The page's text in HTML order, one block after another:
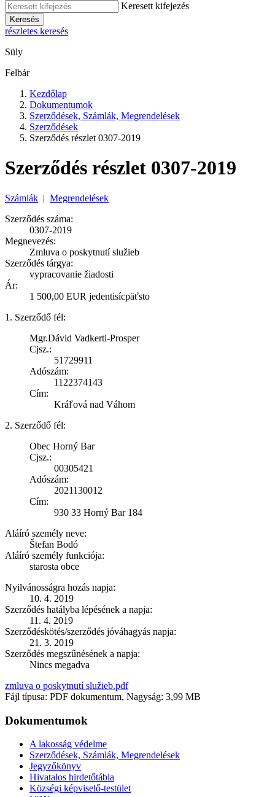
Keresett kifejezés
Keresés
részletes keresés
Süly
Felbár
Kezdőlap
Dokumentumok
Szerződések, Számlák, Megrendelések
Szerződések
Szerződés részlet 0307-2019
Szerződés részlet 0307-2019
Számlák | Megrendelések
Szerződés száma:
0307-2019
Megnevezés:
Zmluva o poskytnutí služieb
Szerződés tárgya:
vypracovanie žiadosti
Ár:
1 500,00 EUR jedentisícpäťsto
1. Szerződő fél:
Mgr.Dávid Vadkerti-Prosper
Cjsz.:
51729911
Adószám:
1122374143
Cím:
Kráľová nad Váhom
2. Szerződő fél:
Obec Horný Bar
Cjsz.:
00305421
Adószám:
2021130012
Cím:
930 33 Horný Bar 184
Aláíró személy neve:
Štefan Bodó
Aláíró személy funkciója:
starosta obce
Nyilvánosságra hozás napja:
10. 4. 2019
Szerződés hatályba lépésének a napja:
11. 4. 2019
Szerződéskötés/szerződés jóváhagyás napja:
21. 3. 2019
Szerződés megszűnésének a napja:
Nincs megadva
zmluva o poskytnutí služieb.pdf
Fájl típusa: PDF dokumentum, Nagyság: 3,99 MB
Dokumentumok
A lakosság védelme
Szerződések, Számlák, Megrendelések
Jegyzőkönyv
Hivatalos hirdetőtábla
Községi képviselő-testület